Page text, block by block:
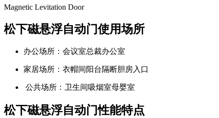
Magnetic Levitation Door
松下磁悬浮自动门使用场所
办公场所：会议室总裁办公室
家居场所：衣帽间阳台隔断胆房入口
公共场所：卫生间吸烟室母婴室
松下磁悬浮自动门性能特点